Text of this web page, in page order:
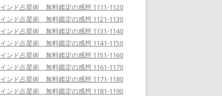
インド占星術 無料鑑定の感想 1111-1120
インド占星術 無料鑑定の感想 1121-1130
インド占星術 無料鑑定の感想 1131-1140
インド占星術 無料鑑定の感想 1141-1150
インド占星術 無料鑑定の感想 1151-1160
インド占星術 無料鑑定の感想 1161-1170
インド占星術 無料鑑定の感想 1171-1180
インド占星術 無料鑑定の感想 1181-1190